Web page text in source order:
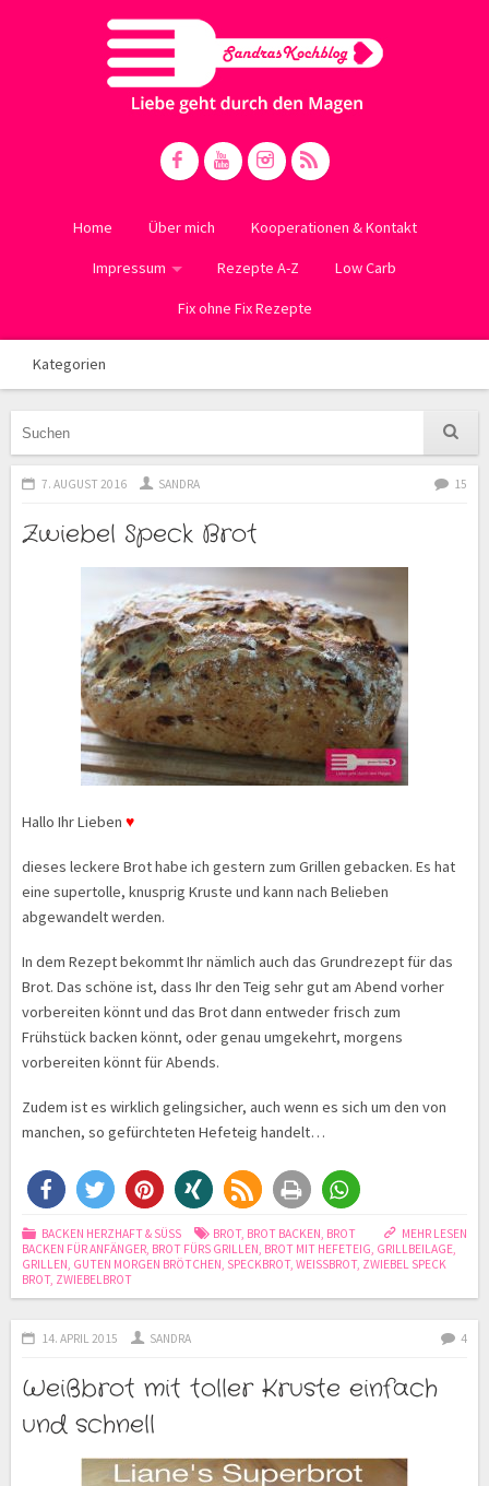
Home Über mich Kooperationen & Kontakt
Impressum Rezepte A-Z Low Carb
Fix ohne Fix Rezepte
Kategorien
7. AUGUST 2016 SANDRA 15
Zwiebel Speck Brot
Hallo Ihr Lieben ♥
dieses leckere Brot habe ich gestern zum Grillen gebacken. Es hat
eine supertolle, knusprig Kruste und kann nach Belieben
abgewandelt werden.
In dem Rezept bekommt Ihr nämlich auch das Grundrezept für das
Brot. Das schöne ist, dass Ihr den Teig sehr gut am Abend vorher
vorbereiten könnt und das Brot dann entweder frisch zum
Frühstück backen könnt, oder genau umgekehrt, morgens
vorbereiten könnt für Abends.
Zudem ist es wirklich gelingsicher, auch wenn es sich um den von
manchen, so gefürchteten Hefeteig handelt…
MEHR LESEN
BACKEN HERZHAFT & SÜSS BROT, BROT BACKEN, BROT
BACKEN FÜR ANFÄNGER, BROT FÜRS GRILLEN, BROT MIT HEFETEIG, GRILLBEILAGE,
GRILLEN, GUTEN MORGEN BRÖTCHEN, SPECKBROT, WEISSBROT, ZWIEBEL SPECK
BROT, ZWIEBELBROT
14. APRIL 2015 SANDRA 4
Weißbrot mit toller Kruste einfach
und schnell